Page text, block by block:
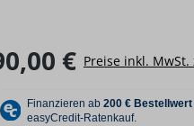
Preis:
€ Preise inkl.